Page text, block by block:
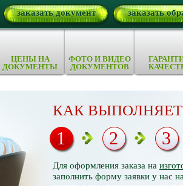
заказать документ заказать
ЦЕНЫ НА
ДОКУМЕНТЫ
ФОТО И ВИДЕО
ДОКУМЕНТОВ
КАК
Для оформления заказа на
заполнить форму заявки у нас
1 2 3